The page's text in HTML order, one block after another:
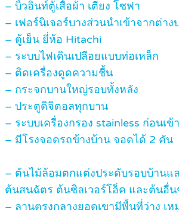
– บิ้วอินท์ตู้เสื้อผ้า เตียง โซฟา
– เฟอร์นิเจอร์บางส่วนนำเข้าจากต่าง
– ตู้เย็น ยี่ห้อ Hitachi
– ระบบไฟเดินเปลือยแบบท่อเหล็ก
– ติดเครื่องดูดความชื้น
– กระจกบานใหญ่รอบทั้งหลัง
– ประตูดิจิตอลทุกบาน
– ระบบเครื่องกรอง stainless ก่อนเ
– มีโรงจอดรถข้างบ้าน จอดได้ 2 คัน
– ต้นไม้ล้อมตกแต่งประดับรอบบ้านแ
ต้นสนฉัตร ต้นซิลเวอร์โอ็ค และต้นอื่
– ลานตรงกลางยอดเขามีพื้นที่ว่าง เ